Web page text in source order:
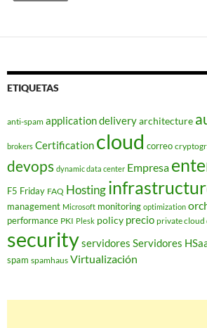
ETIQUETAS
anti-spam application deliveryarchitecture
brokers Certification cloud correo
devops dynamic data center Empresa
F5 Friday FAQ Hosting
management Microsoft monitoring optimization
performance PKI Plesk policy precio private
securityservidores Servidores
spam spamhaus Virtualización